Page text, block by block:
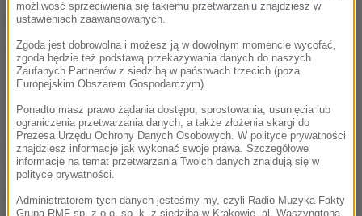
Prezydent zaznaczył jednocześnie, że wybory były
uczciwe.Nie słyszeliśmy ani jednej informacji, które
mogłyby wpłynąć na wyniki głosowania. Zdaliśmy
Według sondaży exit poll głównych ośrodków
socjologicznych z godz. 18 (godz. 17 w Polsce)
pierwsze miejsce zajął w wyborach komik
możliwość sprzeciwienia się takiemu przetwarzaniu znajdziesz w
ustawieniach zaawansowanych.
Zgoda jest dobrowolna i możesz ją w dowolnym momencie wycofać,
zgoda będzie też podstawą przekazywania danych do naszych
Zaufanych Partnerów z siedzibą w państwach trzecich (poza
Europejskim Obszarem Gospodarczym).
Ponadto masz prawo żądania dostępu, sprostowania, usunięcia lub
ograniczenia przetwarzania danych, a także złożenia skargi do
Prezesa Urzędu Ochrony Danych Osobowych. W polityce prywatności
znajdziesz informacje jak wykonać swoje prawa. Szczegółowe
informacje na temat przetwarzania Twoich danych znajdują się w
polityce prywatności.
Administratorem tych danych jesteśmy my, czyli Radio Muzyka Fakty
Grupa RMF sp. z o.o. sp. k. z siedzibą w Krakowie, al. Waszyngtona